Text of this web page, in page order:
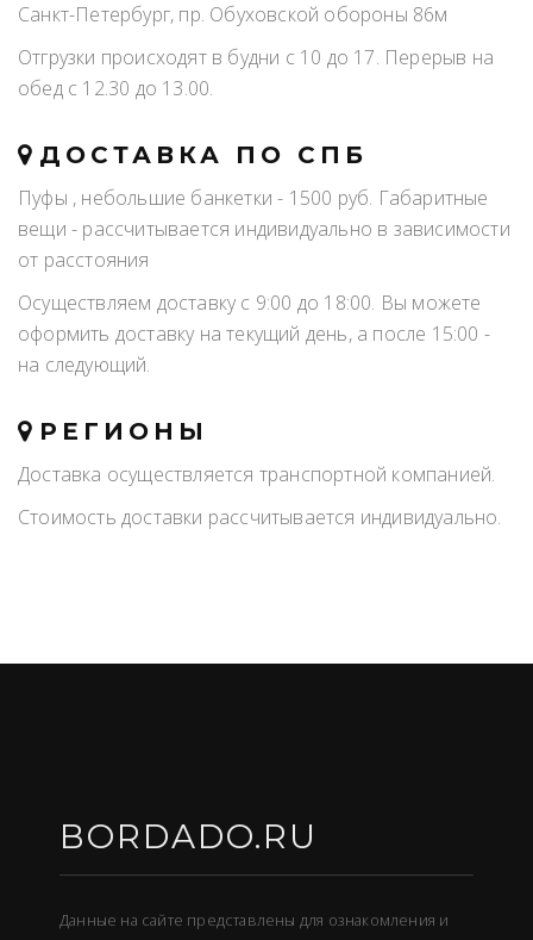
Санкт-Петербург, пр. Обуховской обороны 86м
Отгрузки происходят в будни с 10 до 17. Перерыв на
обед с 12.30 до 13.00.
ДОСТАВКА ПО СПБ
Пуфы , небольшие банкетки - 1500 руб. Габаритные
вещи - рассчитывается индивидуально в зависимости
от расстояния
Осуществляем доставку с 9:00 до 18:00. Вы можете
оформить доставку на текущий день, а после 15:00 -
на следующий.
РЕГИОНЫ
Доставка осуществляется транспортной компанией.
Стоимость доставки рассчитывается индивидуально.
BORDADO.RU
Данные на сайте представлены для ознакомления и